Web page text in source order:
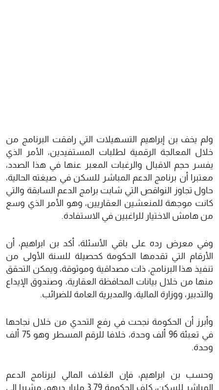
ولم يخف بن إبراهيم التسهيلات التي رافقت البرنامج من
خلال المعالجة الرقمية لطلبات المستفيدين، الأمر الذي
يفسر حجم الاقبال والرغبات المعبر عنها في هذا الصدد،
معتبرا أن برنامج الدعم المباشر للسكن في صيغته الحالية،
حاول تجاوز النواقص التي شابت برامج الدعم السابقة والتي
كانت موجهة للمنعشين العقاريين، وهو الأمر الذي وسع
من هامش الاختيار للراغبين في الاستفادة.
وفي معرض رده على باقي الأسئلة، أكد بن ابراهيم، أن
الأرقام التي تقدمها الحكومة كحصيلة للسنة الأولى من
تنفيذ هذا البرنامج، ذات مصداقية وموثوقة، ويمكن التحقق
منها من خلال بيانات المحافظة العقارية، وصندوق الإيداع
والتدبير، ووزارة المالية، والمديرية العامة للضرائب.
وأبرز أن الحكومة نجحت في رفع التحدي من خلال نجاحها
في تعبئة 96 ألف وحدة، خلافا للرقم المسطر وهو 75 ألف
وحدة.
وحسب بن ابراهيم، فإن الغلاف المالي لبرنامج الدعم
المباشر للسكن، كلف الحكومة 3.79 مليار درهم، مشيرا إلى